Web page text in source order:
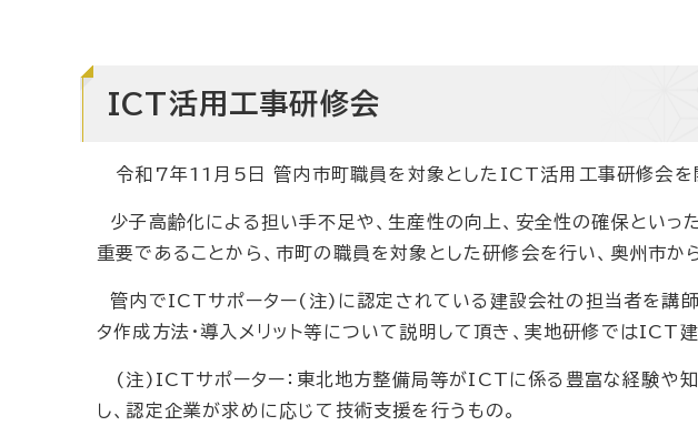
ICT活用工事研修会
令和7年11月5日 管内市町職員を対象としたICT活用工事研修会を開
少子高齢化による担い手不足や、生産性の向上、安全性の確保とい
重要であることから、市町の職員を対象とした研修会を行い、奥州市か
管内でICTサポーター(注)に認定されている建設会社の担当者を講
タ作成方法・導入メリット等について説明して頂き、実地研修ではICT
(注)ICTサポーター：東北地方整備局等がICTに係る豊富な経験や
し、認定企業が求めに応じて技術支援を行うもの。